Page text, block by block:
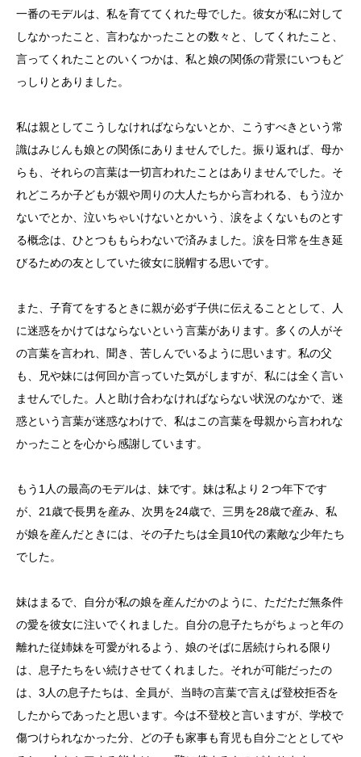
一番のモデルは、私を育ててくれた母でした。彼女が私に対して
しなかったこと、言わなかったことの数々と、してくれたこと、
言ってくれたことのいくつかは、私と娘の関係の背景にいつもど
っしりとありました。
私は親としてこうしなければならないとか、こうすべきという常
識はみじんも娘との関係にありませんでした。振り返れば、母か
らも、それらの言葉は一切言われたことはありませんでした。そ
れどころか子どもが親や周りの大人たちから言われる、もう泣か
ないでとか、泣いちゃいけないとかいう、涙をよくないものとす
る概念は、ひとつももらわないで済みました。涙を日常を生き延
びるための友としていた彼女に脱帽する思いです。
また、子育てをするときに親が必ず子供に伝えることとして、人
に迷惑をかけてはならないという言葉があります。多くの人がそ
の言葉を言われ、聞き、苦しんでいるように思います。私の父
も、兄や妹には何回か言っていた気がしますが、私には全く言い
ませんでした。人と助け合わなければならない状況のなかで、迷
惑という言葉が迷惑なわけで、私はこの言葉を母親から言われな
かったことを心から感謝しています。
もう1人の最高のモデルは、妹です。妹は私より２つ年下です
が、21歳で長男を産み、次男を24歳で、三男を28歳で産み、私
が娘を産んだときには、その子たちは全員10代の素敵な少年たち
でした。
妹はまるで、自分が私の娘を産んだかのように、ただただ無条件
の愛を彼女に注いでくれました。自分の息子たちがちょっと年の
離れた従姉妹を可愛がれるよう、娘のそばに居続けられる限り
は、息子たちをい続けさせてくれました。それが可能だったの
は、3人の息子たちは、全員が、当時の言葉で言えば登校拒否を
したからであったと思います。今は不登校と言いますが、学校で
傷つけられなかった分、どの子も家事も育児も自分ごととしてや